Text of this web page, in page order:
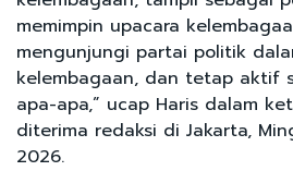
memimpin upacara
mengunjungi partai politik
kelembagaan, dan tetap aktif
apa-apa,” ucap Haris dalam
diterima redaksi di Jakarta,
2026.